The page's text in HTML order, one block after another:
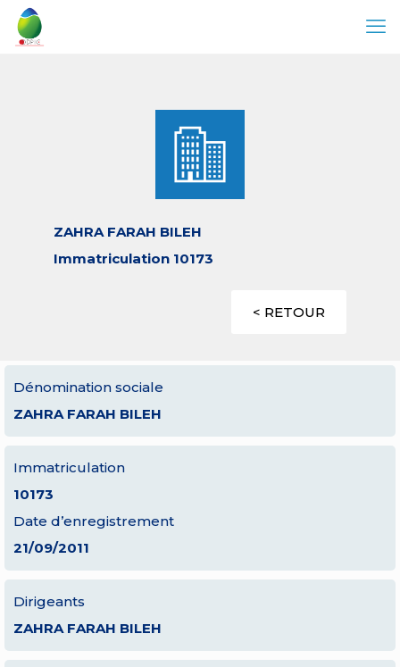
ZAHRA FARAH BILEH
Immatriculation 10173
< RETOUR
Dénomination sociale
ZAHRA FARAH BILEH
Immatriculation
10173
Date d’enregistrement
21/09/2011
Dirigeants
ZAHRA FARAH BILEH